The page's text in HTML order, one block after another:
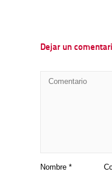
Dejar un
Nombre *